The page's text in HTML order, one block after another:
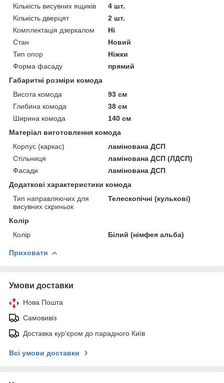
Кількість висувних ящиків
4 шт.
Кількість дверцят
2 шт.
Комплектація дзеркалом
Ні
Стан
Новий
Тип опор
Ніжки
Форма фасаду
прямий
Габаритні розміри комода
Висота комода
93 см
Глибина комода
38 см
Ширина комода
140 см
Матеріал виготовлення комода
Корпус (каркас)
ламінована ДСП
Стільниця
ламінована ДСП (ЛДСП)
Фасади
ламінована ДСП
Додаткові характеристики комода
Тип направляючих для
висувних скриньок
Телескопічні (кулькові)
Колір
Колір
Білий (німфея альба)
Приховати
Умови доставки
Нова Пошта
Самовивіз
Доставка кур'єром до парадного Київ
Всі умови доставки